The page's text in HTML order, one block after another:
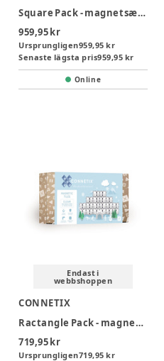
Square Pack - magnetsæt 40 dele - pastel
959,95 kr
Ursprungligen959,95 kr
Senaste lägsta pris959,95 kr
Online
Endast i
webbshoppen
CONNETIX
Ractangle Pack - magnetsæt 12 dele - clear
719,95 kr
Ursprungligen719,95 kr